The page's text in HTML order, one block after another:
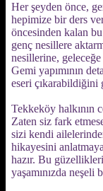
Her şeyden önce,
hepimize bir ders
öncesinden kalan
genç nesillere
nesillerine, geleceğe
Gemi yapımının
eseri
Tekkeköy halkının
Zaten siz fark
sizi kendi
hikayesini
hazır. Bu
yaşamınızda neşeli